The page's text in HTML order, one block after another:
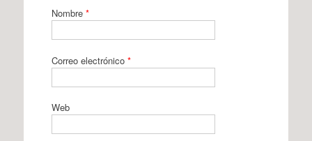
Nombre *
Correo electrónico *
Web